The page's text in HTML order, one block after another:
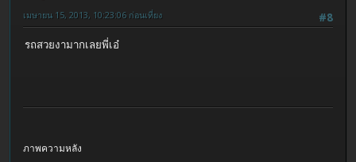
#8
เมษายน 15, 2013, 10:23:06 ก่อนเที่ยง
รถสวยงามากเลยพี่เอ๋
ภาพความหลัง